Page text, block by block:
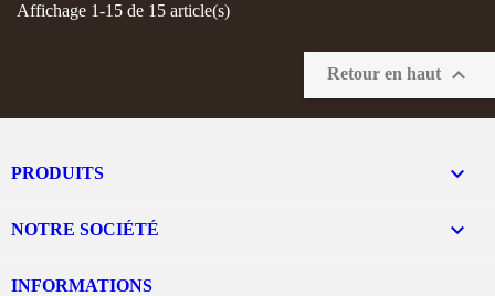
Affichage 1-15 de 15 article(s)
Retour en haut 
PRODUITS 
NOTRE SOCIÉTÉ 
INFORMATIONS